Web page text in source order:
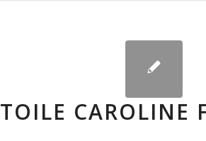
TOILE CAROLINE